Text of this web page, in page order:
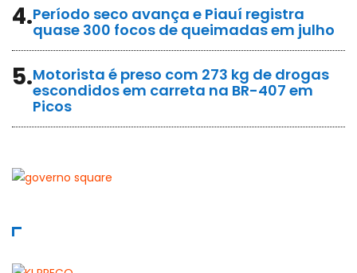
4.Período seco avança e Piauí registra
quase 300 focos de queimadas em julho
5.Motorista é preso com 273 kg de drogas
escondidos em carreta na BR-407 em
Picos